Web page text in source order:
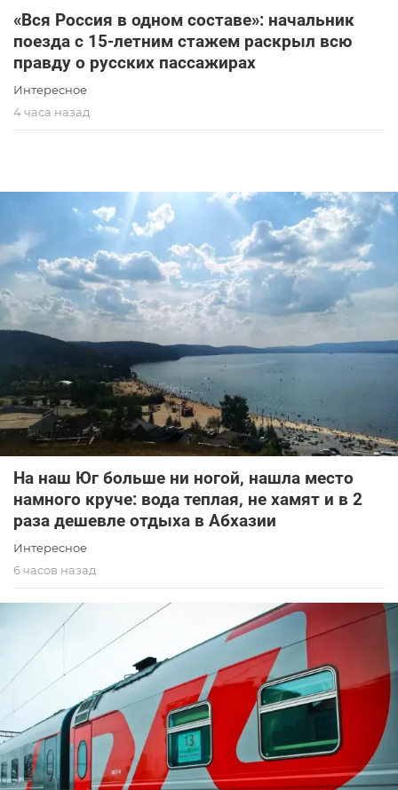
«Вся Россия в одном составе»: начальник
поезда с 15-летним стажем раскрыл всю
правду о русских пассажирах
Интересное
4 часа назад
На наш Юг больше ни ногой, нашла место
намного круче: вода теплая, не хамят и в 2
раза дешевле отдыха в Абхазии
Интересное
6 часов назад